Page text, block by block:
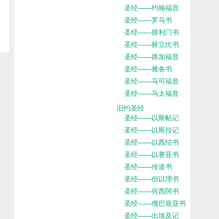
圣经——约翰福音
圣经——罗马书
圣经——腓利门书
圣经——腓立比书
圣经——路加福音
圣经——雅各书
圣经——马可福音
圣经——马太福音
旧约圣经
圣经——以斯帖记
圣经——以斯拉记
圣经——以西结书
圣经——以赛亚书
圣经——传道书
圣经——但以理书
圣经——何西阿书
圣经——俄巴底亚书
圣经——出埃及记